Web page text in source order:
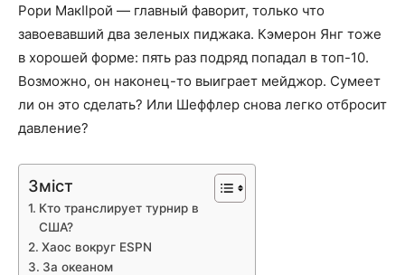
Рори МакIlрой — главный фаворит, только что
завоевавший два зеленых пиджака. Кэмерон Янг тоже
в хорошей форме: пять раз подряд попадал в топ-10.
Возможно, он наконец-то выиграет мейджор. Сумеет
ли он это сделать? Или Шеффлер снова легко отбросит
давление?
Зміст
Кто транслирует турнир в
США?
Хаос вокруг ESPN
За океаном